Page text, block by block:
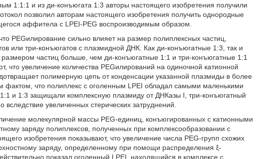
1:1:1 и из ди-конъюгата 1:3 авторы настоящего изобретения получили
позволил авторам настоящего изобретения получить однородные
аффитела с LPEI-PEG воспроизводимым образом.
РЕGилирование сильно влияет на размер полиплексных частиц,
или три-конъюгатов с плазмидной ДНК. Как ди-конъюгатные 1:3, так и
частиц больше, чем ди-конъюгатные 1:1 и три-конъюгатные 1:1
что увеличение количества РЕGилирований на одиночной катионной
полимерную цепь от конденсации указанной плазмиды в более
фактом, что полиплекс с оголенным LPEI обладал самыми маленькими
и 1:3 защищали комплексную плазмиду от ДНКазы I, три-конъюгатный
увеличенных стерических затруднений.
молекулярной массы PEG-единиц, конъюгированных с катионными
заряду полиплексов, полученных при комплексообразовании с
изобретения показывают, что увеличение числа PEG-групп схожих
заряду, определенному при помощи распределения ξ-
показал оголенный LPEI, находящийся в комплексе с